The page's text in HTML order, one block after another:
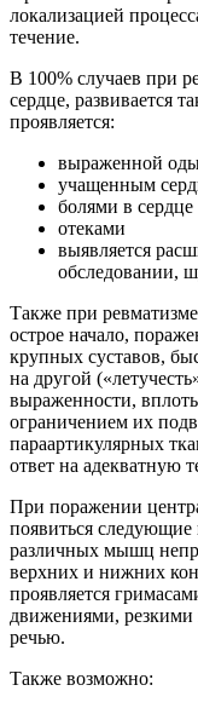
локализацией
течение.
В 100% случаев при
сердце, развивается
проявляется:
выраженной
учащенным
болями в сердце
отеками
выявляется
обследовании,
Также при
острое начало,
крупных суставов,
на другой
выраженности,
ограничением их
параартикулярных
ответ на адекватную
При поражении
появиться
различных мышц
верхних и нижних
проявляется
движениями, резкими
речью.
Также возможно: